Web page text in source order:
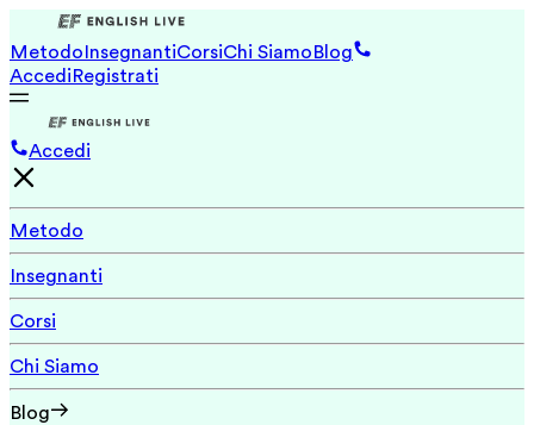
MetodoInsegnantiCorsiChi SiamoBlog
AccediRegistrati
Accedi
Metodo
Insegnanti
Corsi
Chi Siamo
Blog